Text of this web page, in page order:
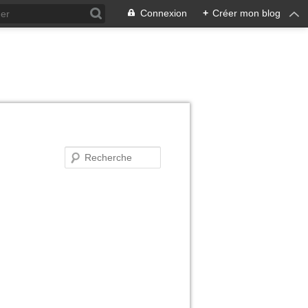
Connexion + Créer mon blog